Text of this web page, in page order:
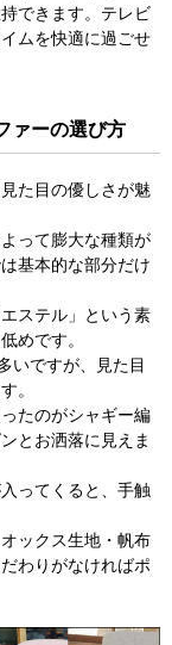
できます。テレビ
ムを快適に過ごせ
ァーの選び方
た目の優しさが魅
って膨大な種類が
基本的な部分だけ
ステル」という素
めです。
いですが、見た目
。
たのがシャギー編
とお洒落に見えま
ってくると、手触
ックス生地・帆布
わりがなければポ